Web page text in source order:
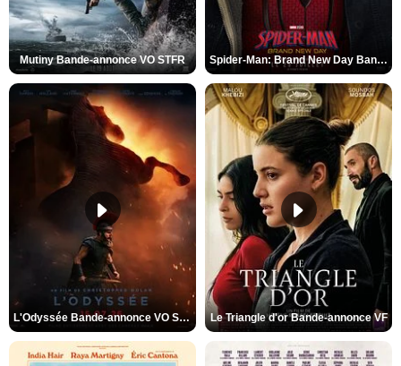
Mutiny Bande-annonce VO STFR Spider-Man: Brand New Day Bande-annonce VO STFR
L'Odyssée Bande-annonce VO STFR Le Triangle d'or Bande-annonce VF